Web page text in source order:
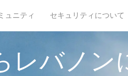
ュニティ セキュリティについて
レバノン